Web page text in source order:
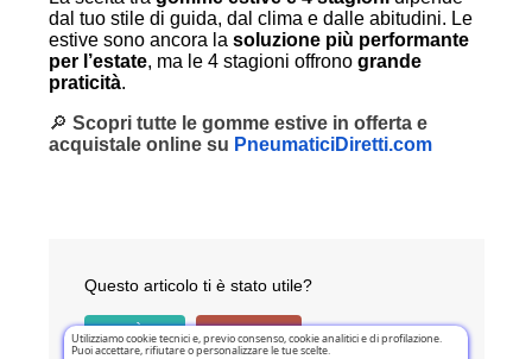
dal tuo stile di guida, dal clima e dalle abitudini. Le
estive sono ancora la soluzione più performante
per l’estate, ma le 4 stagioni offrono grande
praticità.
🔎 Scopri tutte le gomme estive in offerta e
acquistale online su PneumaticiDiretti.com
Questo articolo ti è stato utile?
SÌ(0) NO(0)
Utilizziamo cookie tecnici e, previo consenso, cookie analitici e di profilazione.
Puoi accettare, rifiutare o personalizzare le tue scelte.